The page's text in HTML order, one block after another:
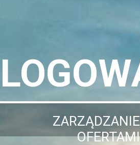
ZARZĄDZANIE
OFERTAMI